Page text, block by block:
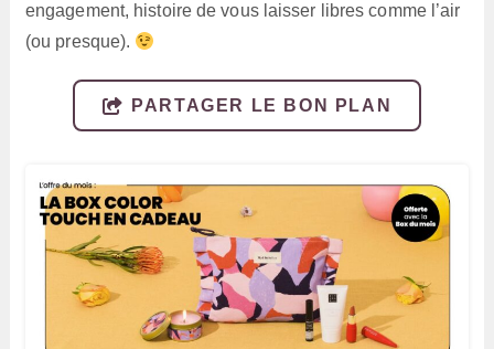
engagement, histoire de vous laisser libres comme l’air
(ou presque).
PARTAGER LE BON PLAN